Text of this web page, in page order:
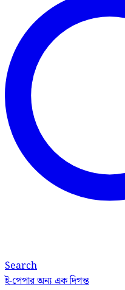
Search
ই-পেপারঅন্য এক দিগন্ত